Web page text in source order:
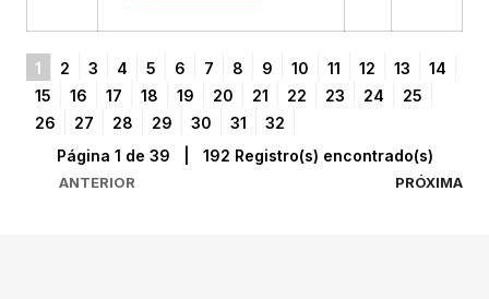
1 2 3 4 5 6 7 8 9 10 11 12 13
14
15
16 17 18 19 20 21 22 23 24
25
26
27 28 29 30 31 32
ANTERIOR
Página 1 de 39 | 192 Registro(s) encontrado(s)
PRÓXIMA